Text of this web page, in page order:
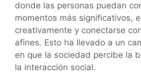
donde las personas puedan
momentos más significativos,
creativamente y conectarse
afines. Esto ha llevado a un
en que la sociedad percibe la
la interacción social.